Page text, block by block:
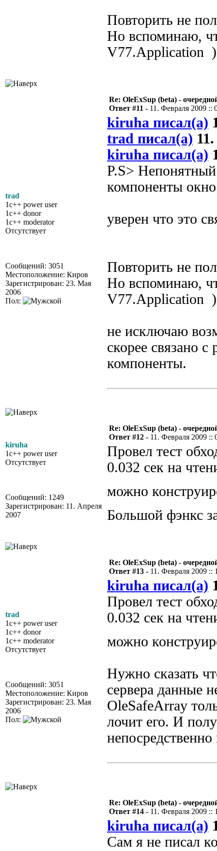
Повторить не
Но вспоминаю,
V77.Application )
trad
1c++ power user
1c++ donor
1c++ moderator
Отсутствует
Сообщений: 3051
Местоположение: Киров
Зарегистрирован: 23. Мая
2006
Пол:
Re: OleExSup (beta) -
Ответ #11 - 11. Февраля 2009 ::
kiruha писал(а)
trad писал(а)
kiruha писал(а)
P.S>
компоненты
уверен что это
Повторить не
Но вспоминаю,
V77.Application )
не исключаю
скорее связано
компоненты.
kiruha
1c++ power user
Отсутствует
Сообщений: 1249
Зарегистрирован: 11. Апреля
2007
Re: OleExSup (beta) -
Ответ #12 - 11. Февраля 2009 ::
Провел тест
0.032 сек на
можно
Большой фэнкс
trad
1c++ power user
1c++ donor
1c++ moderator
Отсутствует
Сообщений: 3051
Местоположение: Киров
Зарегистрирован: 23. Мая
2006
Пол:
Re: OleExSup (beta) -
Ответ #13 - 11. Февраля 2009 ::
kiruha писал(а)
Провел тест
0.032 сек на
можно
Нужно сказать
сервера данные
OleSafeArray
лочит его. И
Re: OleExSup (beta) -
Ответ #14 - 11. Февраля 2009 ::
kiruha писал(а)
Сам я не писал